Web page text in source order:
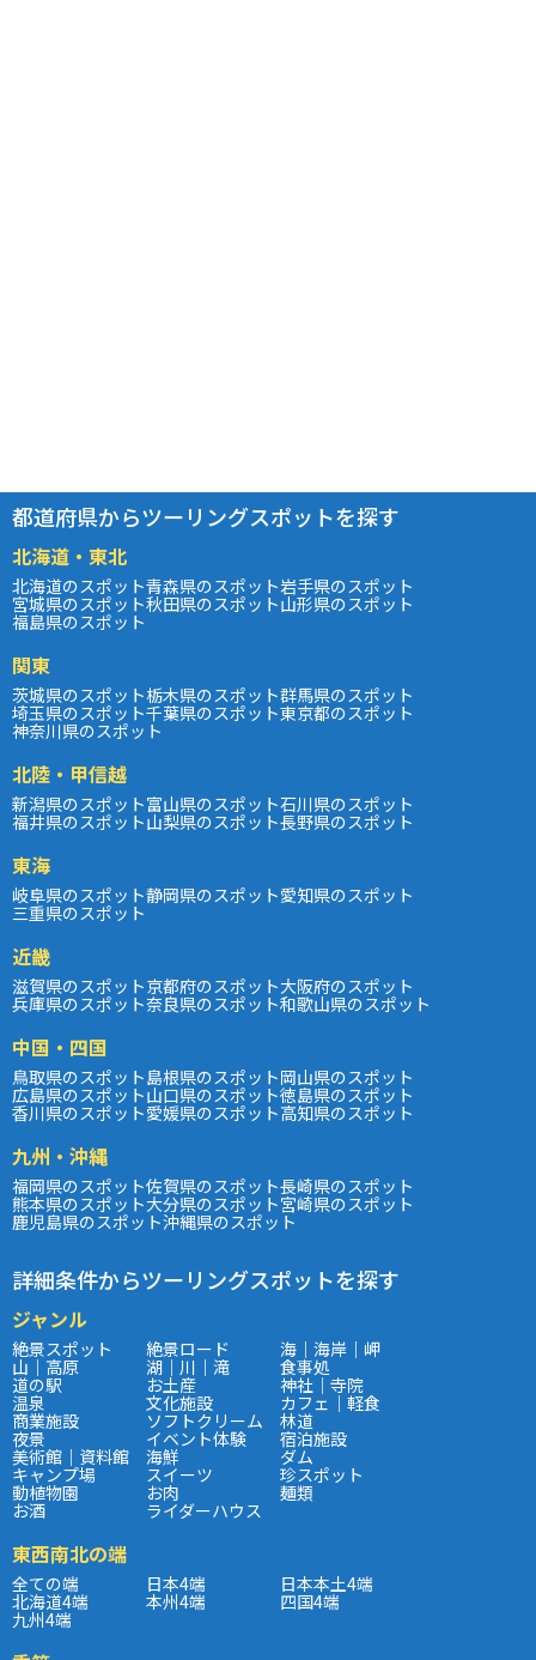
都道府県からツーリングスポットを探す
北海道・東北
北海道のスポット青森県のスポット岩手県のスポット
宮城県のスポット秋田県のスポット山形県のスポット
福島県のスポット
関東
茨城県のスポット栃木県のスポット群馬県のスポット
埼玉県のスポット千葉県のスポット東京都のスポット
神奈川県のスポット
北陸・甲信越
新潟県のスポット富山県のスポット石川県のスポット
福井県のスポット山梨県のスポット長野県のスポット
東海
岐阜県のスポット静岡県のスポット愛知県のスポット
三重県のスポット
近畿
滋賀県のスポット京都府のスポット大阪府のスポット
兵庫県のスポット奈良県のスポット和歌山県のスポット
中国・四国
鳥取県のスポット島根県のスポット岡山県のスポット
広島県のスポット山口県のスポット徳島県のスポット
香川県のスポット愛媛県のスポット高知県のスポット
九州・沖縄
福岡県のスポット佐賀県のスポット長崎県のスポット
熊本県のスポット大分県のスポット宮崎県のスポット
鹿児島県のスポット沖縄県のスポット
詳細条件からツーリングスポットを探す
ジャンル
絶景スポット 絶景ロード 海｜海岸｜岬
山｜高原 湖｜川｜滝 食事処
道の駅 お土産 神社｜寺院
温泉 文化施設 カフェ｜軽食
商業施設 ソフトクリーム 林道
夜景 イベント体験 宿泊施設
美術館｜資料館 海鮮 ダム
キャンプ場 スイーツ 珍スポット
動植物園 お肉 麺類
お酒 ライダーハウス
東西南北の端
全ての端 日本4端 日本本土4端
北海道4端 本州4端 四国4端
九州4端